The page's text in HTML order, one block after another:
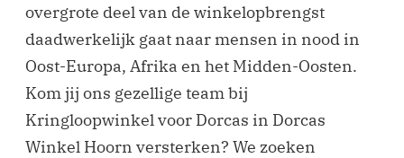
overgrote deel van de winkelopbrengst
daadwerkelijk gaat naar mensen in nood in
Oost-Europa, Afrika en het Midden-Oosten.
Kom jij ons gezellige team bij
Kringloopwinkel voor Dorcas in Dorcas
Winkel Hoorn versterken? We zoeken